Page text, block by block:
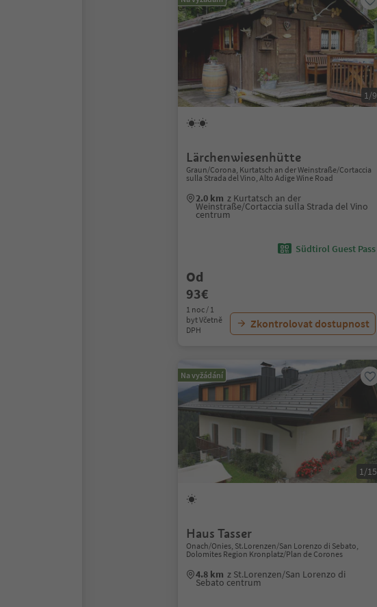
1/9
Lärchenwiesenhütte
Graun/Corona, Kurtatsch an der Weinstraße/Cortaccia
sulla Strada del Vino, Alto Adige Wine Road
2.0 km z Kurtatsch an der
Weinstraße/Cortaccia sulla Strada del Vino
centrum
Südtirol Guest Pass
Od
93€
1 noc / 1
byt Včetně
DPH
Zkontrolovat dostupnost
Na vyžádání
1/15
Haus Tasser
Onach/Onies, St.Lorenzen/San Lorenzo di Sebato,
Dolomites Region Kronplatz/Plan de Corones
4.8 km z St.Lorenzen/San Lorenzo di
Sebato centrum